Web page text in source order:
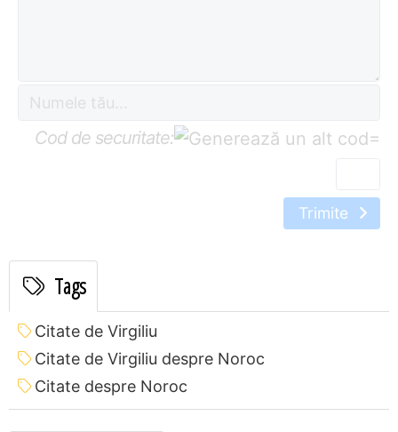
Cod de securitate: =
Trimite
Tags
Citate de Virgiliu
Citate de Virgiliu despre Noroc
Citate despre Noroc